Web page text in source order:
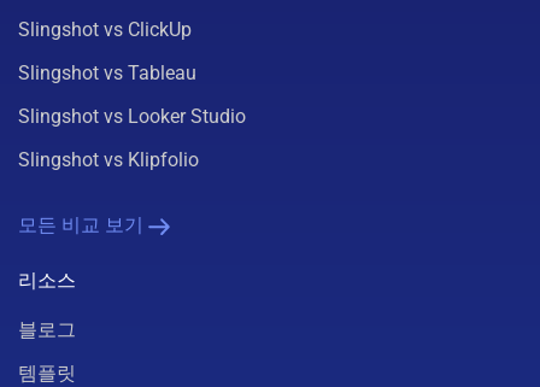
Slingshot vs ClickUp
Slingshot vs Tableau
Slingshot vs Looker Studio
Slingshot vs Klipfolio
모든 비교 보기
리소스
블로그
템플릿